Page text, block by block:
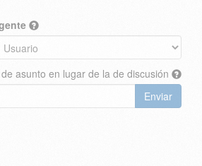
asunto en lugar de la de discusión
Enviar